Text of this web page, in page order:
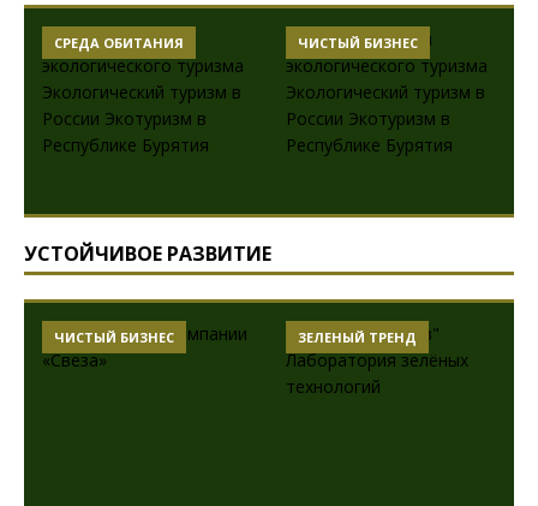
СРЕДА ОБИТАНИЯ ЧИСТЫЙ БИЗНЕС
УСТОЙЧИВОЕ РАЗВИТИЕ
ЧИСТЫЙ БИЗНЕС ЗЕЛЕНЫЙ ТРЕНД